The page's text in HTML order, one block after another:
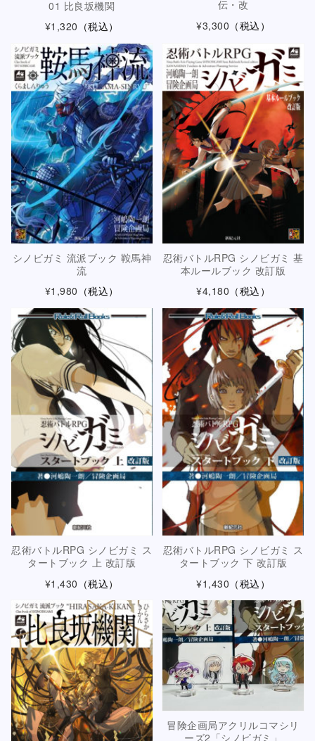
01 比良坂機関
¥1,320 （税込）
伝・改
¥3,300 （税込）
シノビガミ 流派ブック 鞍馬神
流
¥1,980 （税込）
忍術バトルRPG シノビガミ 基
本ルールブック 改訂版
¥4,180 （税込）
忍術バトルRPG シノビガミ ス
タートブック 上 改訂版
¥1,430 （税込）
忍術バトルRPG シノビガミ ス
タートブック 下 改訂版
¥1,430 （税込）
冒険企画局アクリルコマシリ
ーズ2「シノビガミ」